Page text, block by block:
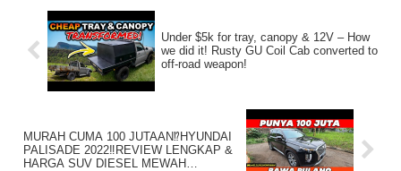
Under $5k for tray, canopy & 12V – How
we did it! Rusty GU Coil Cab converted to
off-road weapon!
MURAH CUMA 100 JUTAAN⁉️HYUNDAI
PALISADE 2022‼REVIEW LENGKAP &
HARGA SUV DIESEL MEWAH